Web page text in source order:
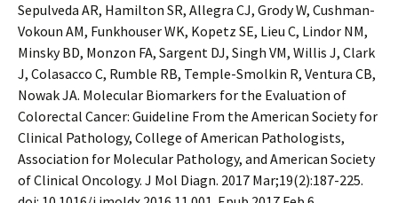
Sepulveda AR, Hamilton SR, Allegra CJ, Grody W, Cushman-
Vokoun AM, Funkhouser WK, Kopetz SE, Lieu C, Lindor NM,
Minsky BD, Monzon FA, Sargent DJ, Singh VM, Willis J, Clark
J, Colasacco C, Rumble RB, Temple-Smolkin R, Ventura CB,
Nowak JA. Molecular Biomarkers for the Evaluation of
Colorectal Cancer: Guideline From the American Society for
Clinical Pathology, College of American Pathologists,
Association for Molecular Pathology, and American Society
of Clinical Oncology. J Mol Diagn. 2017 Mar;19(2):187-225.